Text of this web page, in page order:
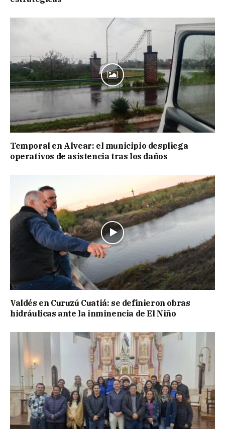
Temporal en Alvear: el municipio despliega
operativos de asistencia tras los daños
Valdés en Curuzú Cuatiá: se definieron obras
hidráulicas ante la inminencia de El Niño